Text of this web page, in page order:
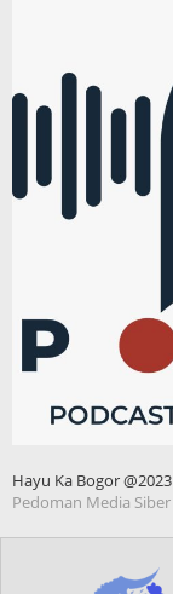
Hayu Ka Bogor @2023
Pedoman Media Siber